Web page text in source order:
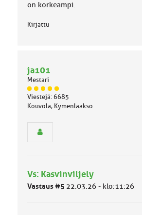
on korkeampi.
Kirjattu
ja101
Mestari
J
ä
s
ä
l
Viestejä: 6685
Kouvola, Kymenlaakso
Vs: Kasvinviljely
Vastaus #5 22.03.26 - klo:11:26